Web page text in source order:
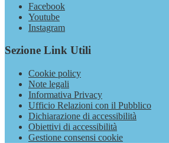
Facebook
Youtube
Instagram
Sezione Link Utili
Cookie policy
Note legali
Informativa Privacy
Ufficio Relazioni con il Pubblico
Dichiarazione di accessibilità
Obiettivi di accessibilità
Gestione consensi cookie